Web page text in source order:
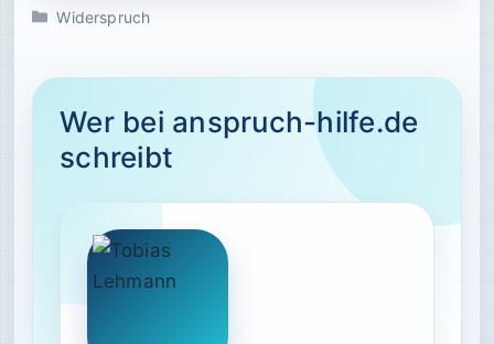
Kategorien
Widerspruch
Wer bei anspruch-hilfe.de
schreibt